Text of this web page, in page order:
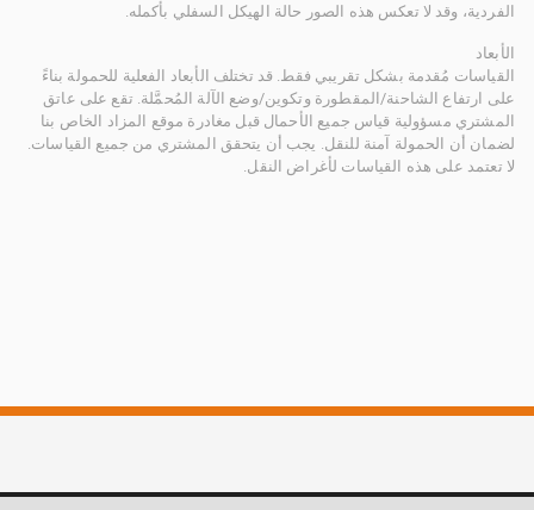
الفردية، وقد لا تعكس هذه الصور حالة الهيكل السفلي بأكمله.
الأبعاد
القياسات مُقدمة بشكل تقريبي فقط. قد تختلف الأبعاد الفعلية للحمولة بناءً
على ارتفاع الشاحنة/المقطورة وتكوين/وضع الآلة المُحمَّلة. تقع على عاتق
المشتري مسؤولية قياس جميع الأحمال قبل مغادرة موقع المزاد الخاص بنا
لضمان أن الحمولة آمنة للنقل. يجب أن يتحقق المشتري من جميع القياسات.
لا تعتمد على هذه القياسات لأغراض النقل.